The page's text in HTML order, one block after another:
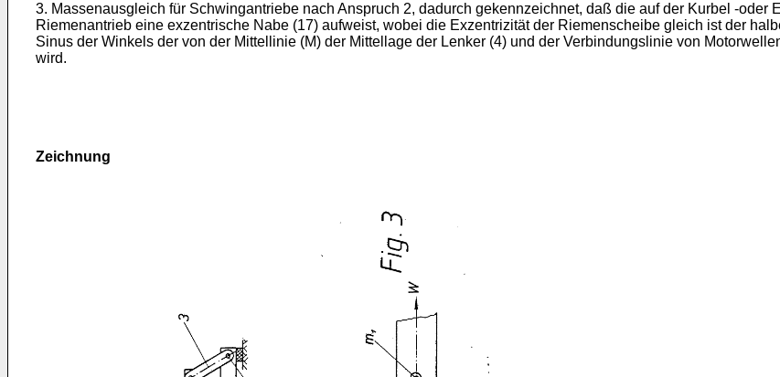
3. Massenausgleich für Schwingantriebe nach Anspruch 2, dadurch gekennzeichnet, daß die auf der Kurbel -oder
Riemenantrieb eine ex­zentrische Nabe (17) aufweist, wobei die Exzentrizität der Riemenscheibe gleich ist der
Sinus der Winkels der von der Mittel­linie (M) der Mittellage der Lenker (4) und der Verbindungs­linie von
wird.
Zeichnung